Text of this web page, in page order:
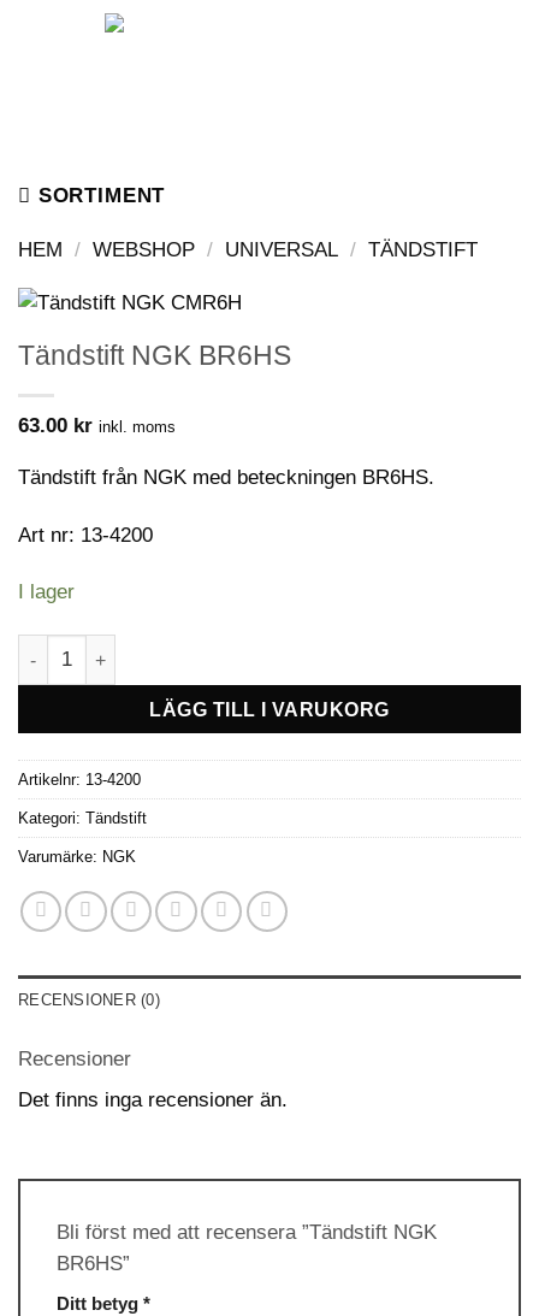
SORTIMENT
HEM / WEBSHOP / UNIVERSAL / TÄNDSTIFT
Tändstift NGK BR6HS
63.00 kr inkl. moms
Tändstift från NGK med beteckningen BR6HS.
Art nr: 13-4200
I lager
Tändstift NGK BR6HS mängd
LÄGG TILL I VARUKORG
Artikelnr: 13-4200
Kategori: Tändstift
Varumärke: NGK
RECENSIONER (0)
Recensioner
Det finns inga recensioner än.
Bli först med att recensera ”Tändstift NGK
BR6HS”
Ditt betyg *